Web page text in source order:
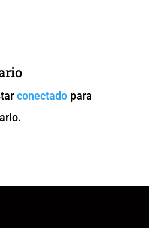
A
p
p k
er
conectado para